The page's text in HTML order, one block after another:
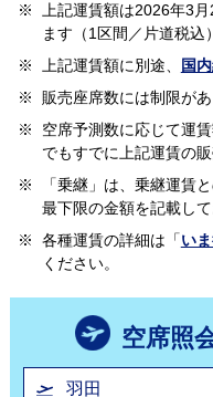
※
上記運賃額は2026年3
ます（1区間／片道税込
※
上記運賃額に別途、 国
※
販売座席数には制限があ
※
空席予測数に応じて運
でもすでに上記運賃の
※
「乗継」は、乗継運賃
最下限の金額を記載して
※
各種運賃の詳細は「い
ください。
空席照